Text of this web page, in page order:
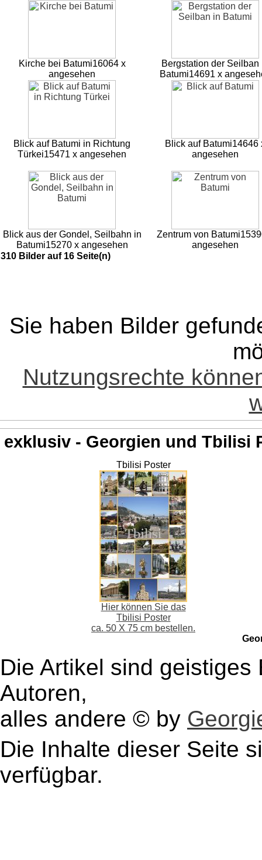
Kirche bei Batumi16064 x
angesehen
Bergstation der Seilban
Batumi14691 x
Blick auf Batumi in Richtung
Türkei15471 x angesehen
Blick auf Batumi14646
angesehen
Blick aus der Gondel, Seilbahn in
Batumi15270 x angesehen
Zentrum von Batumi
angesehen
310 Bilder auf 16 Seite(n)
Sie haben Bilder
Nutzungsrechte
exklusiv - Georgien und Tbilisi
Tbilisi Poster
Hier können Sie das
Tbilisi Poster
ca. 50 X 75 cm bestellen.
Die Artikel sind
Autoren,
alles andere © by
Die Inhalte dieser Seite
verfügbar.